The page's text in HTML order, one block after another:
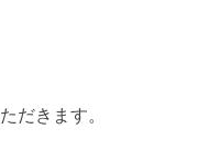
だきます。